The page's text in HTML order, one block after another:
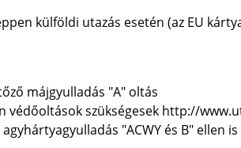
külföldi utazás esetén (az EU
májgyulladás "A" oltás
védőoltások szükségesek http://
"ACWY és B" ellen is